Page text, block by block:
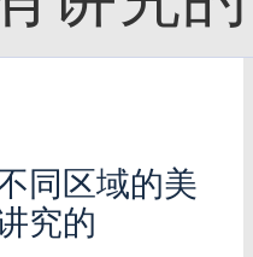
同区域的美
究的